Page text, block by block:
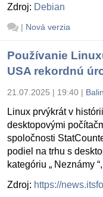
Zdroj: Debian
| Nová verzia
Používanie
USA rekordnú
21.07.2025 | 19:40 |
Linux prvýkrát v
desktopovými
spoločnosti
podiel na trhu s
kategóriu „ Neznámy
Zdroj: https://